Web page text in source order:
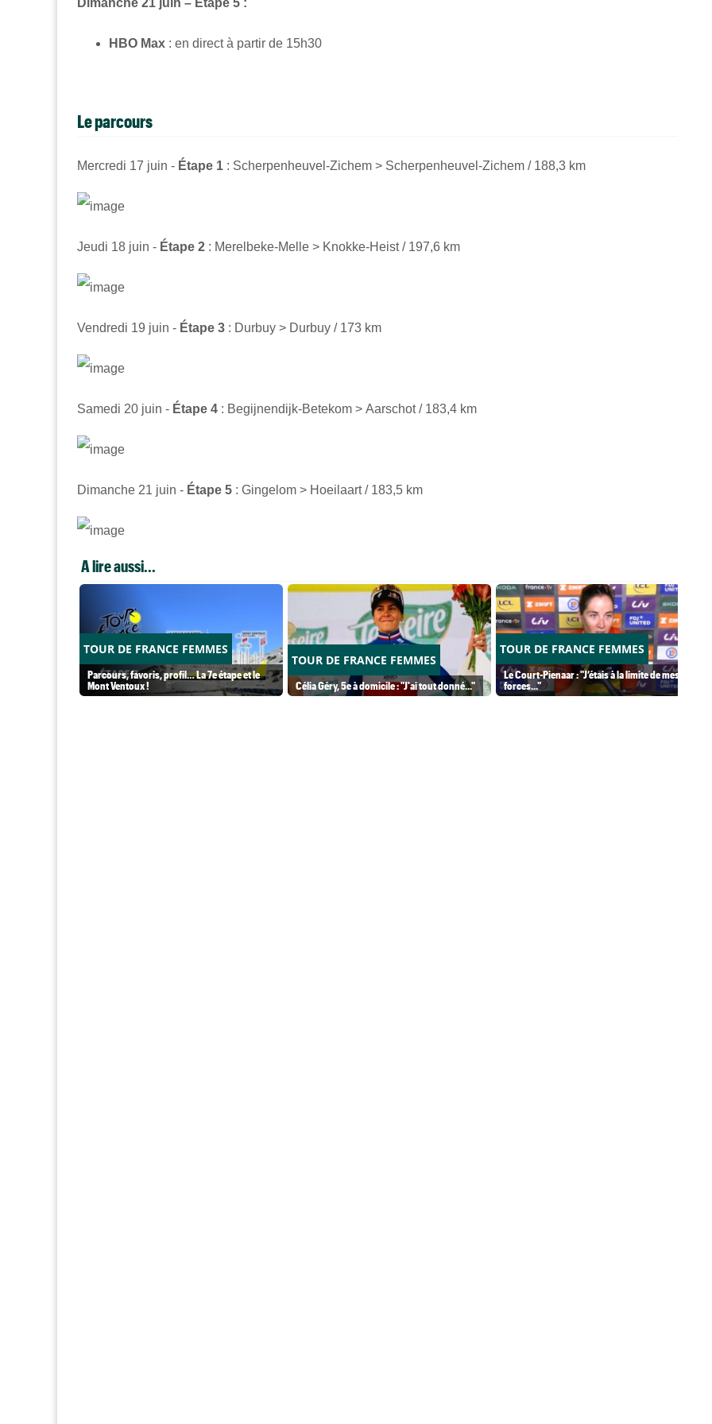
Dimanche 21 juin – Étape 5 :
HBO Max : en direct à partir de 15h30
Le parcours
Mercredi 17 juin - Étape 1 : Scherpenheuvel-Zichem > Scherpenheuvel-Zichem / 188,3 km
Jeudi 18 juin - Étape 2 : Merelbeke-Melle > Knokke-Heist/ 197,6 km
Vendredi 19 juin - Étape 3 : Durbuy > Durbuy / 173 km
Samedi 20 juin - Étape 4 : Begijnendijk-Betekom > Aarschot / 183,4 km
Dimanche 21 juin - Étape 5 : Gingelom > Hoeilaart/ 183,5 km
A lire aussi...
TOUR DE FRANCE FEMMES
Parcours, favoris, profil… La 7e étape et le
Mont Ventoux !
TOUR DE FRANCE FEMMES
Célia Géry, 5e à domicile : "J'ai tout donné..."
TOUR DE FRANCE FEMMES
Le Court-Pienaar : "J’étais à la limite de mes
forces..."